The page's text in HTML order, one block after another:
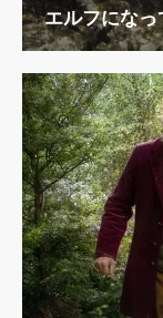
エルフにな